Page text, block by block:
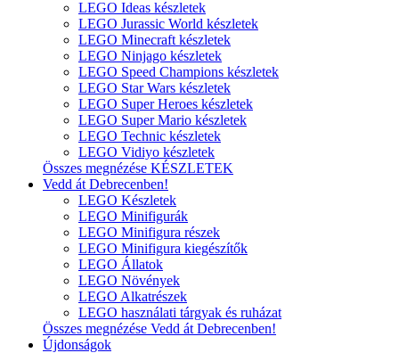
LEGO Ideas készletek
LEGO Jurassic World készletek
LEGO Minecraft készletek
LEGO Ninjago készletek
LEGO Speed Champions készletek
LEGO Star Wars készletek
LEGO Super Heroes készletek
LEGO Super Mario készletek
LEGO Technic készletek
LEGO Vidiyo készletek
Összes megnézése KÉSZLETEK
Vedd át Debrecenben!
LEGO Készletek
LEGO Minifigurák
LEGO Minifigura részek
LEGO Minifigura kiegészítők
LEGO Állatok
LEGO Növények
LEGO Alkatrészek
LEGO használati tárgyak és ruházat
Összes megnézése Vedd át Debrecenben!
Újdonságok